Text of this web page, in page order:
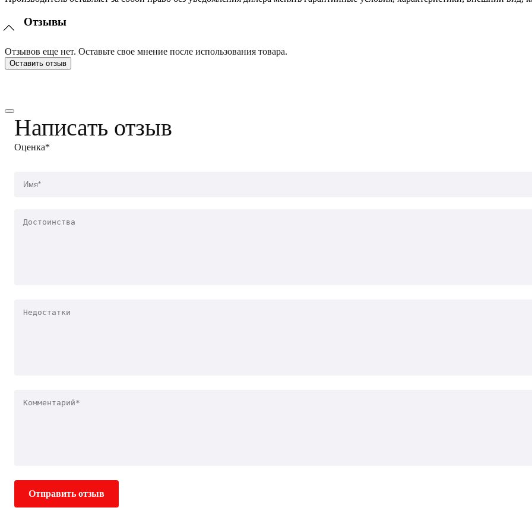
Отзывы
Отзывов еще нет. Оставьте свое мнение после использования товара.
Оставить отзыв
Написать отзыв
Оценка*
Отправить отзыв